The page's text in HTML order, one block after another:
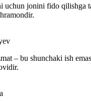
uchun jonini fido qilishga
– bu shunchaki ish